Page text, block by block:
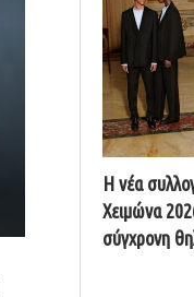
Η νέα
Χειμώνα
σύγχρονη